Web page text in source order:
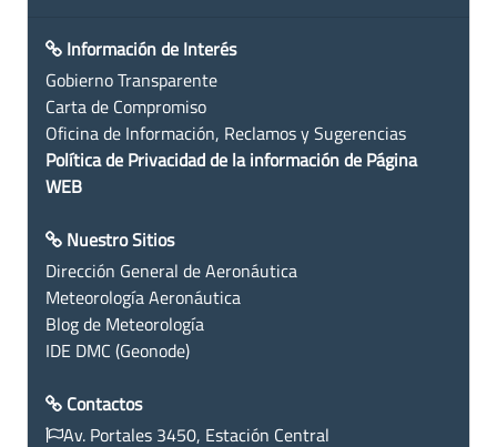
Información de Interés
Gobierno Transparente
Carta de Compromiso
Oficina de Información, Reclamos y Sugerencias
Política de Privacidad de la información de Página
WEB
Nuestro Sitios
Dirección General de Aeronáutica
Meteorología Aeronáutica
Blog de Meteorología
IDE DMC (Geonode)
Contactos
Av. Portales 3450, Estación Central